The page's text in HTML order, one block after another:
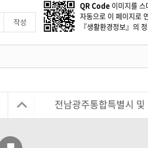
QR Code 이미지를
자동으로 이 페이지로
『생활환경정보』의
전남광주통합특별시